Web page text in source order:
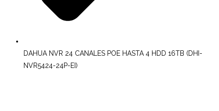
DAHUA NVR 24 CANALES POE HASTA 4 HDD 16TB (DHI-
NVR5424-24P-EI)